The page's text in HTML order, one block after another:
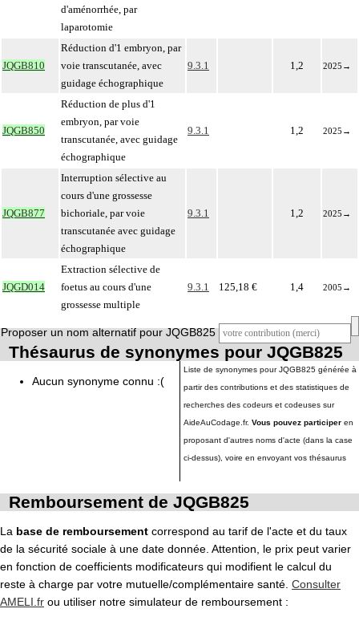
d'aménorrhée, par
laparotomie
JQGB810
Réduction d'1 embryon, par
voie transcutanée, avec
guidage échographique
9.3.1 1,2 2025 →
JQGB850
Réduction de plus d'1
embryon, par voie
transcutanée, avec guidage
échographique
9.3.1 1,2 2025 →
JQGB877
Interruption sélective au
cours d'une grossesse
bichoriale, par voie
transcutanée avec guidage
échographique
9.3.1 1,2 2025 →
JQGD014
Extraction sélective de
foetus au cours d'une
grossesse multiple
9.3.1 125,18 € 1,4 2005 →
Proposer un nom alternatif pour JQGB825
Thésaurus de synonymes pour JQGB825
Aucun synonyme connu :(
Liste de synonymes pour JQGB825 générée à
partir des contributions et des statistiques de
recherches des codeurs et codeuses sur
AideAuCodage.fr. Vous pouvez participer en
proposant d'autres noms d'acte (dans la case
ci-dessus), voire en envoyant vos thésaurus
Remboursement de JQGB825
La base de remboursement correspond au tarif de l'acte et du taux
de la sécurité sociale à une date donnée. Attention, le prix peut varier
en fonction de coefficients modificateurs qui modifient le calcul du
reste à charge par votre mutuelle/complémentaire santé. Consulter
AMELI.fr ou utiliser notre simulateur de remboursement :